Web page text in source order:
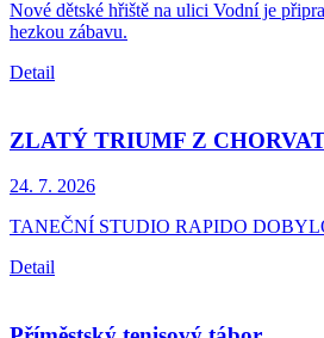
Nové dětské hřiště na ulici Vodní je
hezkou zábavu.
Detail
ZLATÝ TRIUMF Z
24. 7. 2026
TANEČNÍ STUDIO RAPIDO
Detail